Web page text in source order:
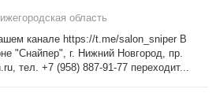
область
канале https://t.me/salon_sniper В
"Снайпер", г. Нижний Новгород, пр.
тел. +7 (958) 887-91-77 переходит...